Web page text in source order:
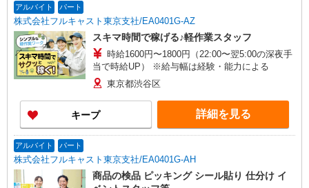
アルバイト パート
株式会社フルキャスト東京支社/EA0401G-AZ
スキマ時間で稼げる♪軽作業スタッフ
時給1600円〜1800円（22:00〜翌5:00の深夜手
当で時給UP） ※給与幅は経験・能力による
東京都渋谷区
キープ 詳細を見る
アルバイト パート
株式会社フルキャスト東京支社/EA0401G-AH
商品の検品 ピッキング シール貼り 仕分け イ